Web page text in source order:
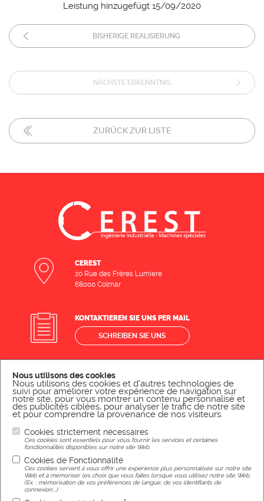
Leistung hinzugefügt 15/09/2020
BISHERIGE REALISIERUNG
NÄCHSTE ERKENNTNIS
ZURÜCK ZUR LISTE
CEREST
20 Rue des Frères Lumiere
68000 Colmar
KONTAKTIEREN SIE UNS PER MAIL
SCHREIBEN SIE UNS
KONTAKTIEREN SIE UNS TELEFONISCH
RUFEN SIE UNS AN
Rechtliche Hinweise
Nous utilisons des cookies
Nous utilisons des cookies et d'autres technologies de
suivi pour améliorer votre expérience de navigation sur
notre site, pour vous montrer un contenu personnalisé et
des publicités ciblées, pour analyser le trafic de notre site
et pour comprendre la provenance de nos visiteurs.
Cookies strictement nécessaires
Ces cookies sont essentiels pour vous fournir les services et certaines
fonctionnalités disponibles sur notre site Web.
Cookies de Fonctionnalité
Ces cookies servent à vous offrir une expérience plus personnalisée sur notre site
Web et à mémoriser les choix que vous faites lorsque vous utilisez notre site Web.
(Ex. : mémorisation de vos préférences de langue, de vos identifiants de
connexion...)